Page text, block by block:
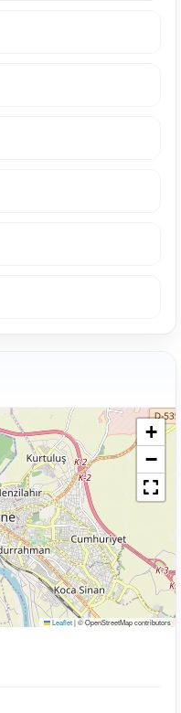
+
−
Leaflet|© OpenStreetMap contributors